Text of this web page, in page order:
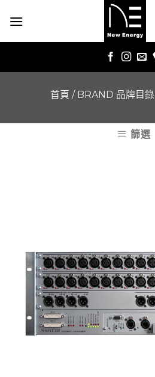
首頁 / BRAND 品牌目錄
篩選